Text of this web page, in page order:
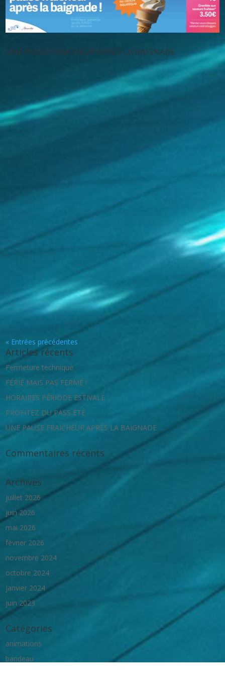
UNE PAUSE FRAICHEUR APRÈS LA BAIGNADE
« Entrées précédentes
Articles récents
Fermeture technique
FÉRIÉ MAIS PAS FERMÉ !
HORAIRES PÉRIODE ESTIVALE
PROFITEZ DU PASS ÉTÉ
UNE PAUSE FRAICHEUR APRÈS LA BAIGNADE
Commentaires récents
Archives
juillet 2026
juin 2026
mai 2026
février 2026
novembre 2024
octobre 2024
janvier 2024
juin 2023
Catégories
animations
bandeau